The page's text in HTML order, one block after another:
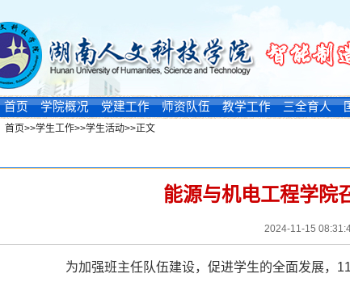
首页 学院概况 党建工作 师资队伍 教学工作 三全育人
首页>>学生工作>>学生活动>>正文
能源与机电工程学院
2024-11-15
为加强班主任队伍建设，促进学生的全面发展，